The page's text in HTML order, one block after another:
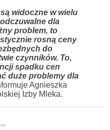
widoczne w wielu
dla
problem, to
rosną ceny
do
czynników. To,
spadku cen
duże problemy dla
Agnieszka
Izby Mleka.